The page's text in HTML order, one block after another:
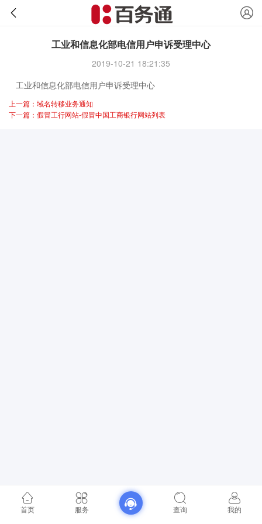
工业和信息化部电信用户申诉受理中心
2019-10-21 18:21:35
工业和信息化部电信用户申诉受理中心
上一篇：域名转移业务通知
下一篇：假冒工行网站-假冒中国工商银行网站列表
首页 服务 查询 我的